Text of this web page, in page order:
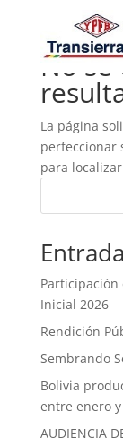
No
La página
perfeccionar
para
Participación
Inicial 2026
Rendición
Sembrando
Bolivia
entre enero
AUDIENCIA